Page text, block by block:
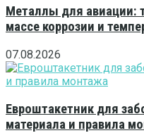
Металлы для авиации:
массе коррозии и
07.08.2026
Евроштакетник для
материала и правила